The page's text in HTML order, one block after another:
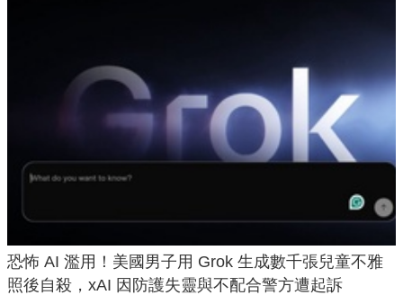
恐怖 AI 濫用！美國男子用 Grok 生成數千張兒童不雅
照後自殺，xAI 因防護失靈與不配合警方遭起訴